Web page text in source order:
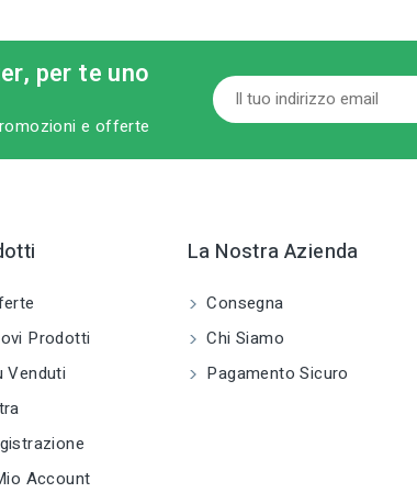
per te uno
e offerte
Prodotti
Venduti
Account
La Nostra Azienda
Consegna
Chi Siamo
Pagamento Sicuro